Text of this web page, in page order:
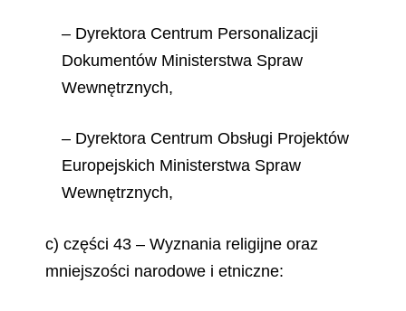
– Dyrektora Centrum Personalizacji
Dokumentów Ministerstwa Spraw
Wewnętrznych,
– Dyrektora Centrum Obsługi Projektów
Europejskich Ministerstwa Spraw
Wewnętrznych,
c) części 43 – Wyznania religijne oraz
mniejszości narodowe i etniczne: